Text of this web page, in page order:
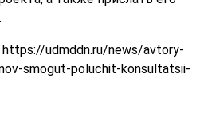
https://udmddn.ru/news/avtory-
smogut-poluchit-konsultatsii-